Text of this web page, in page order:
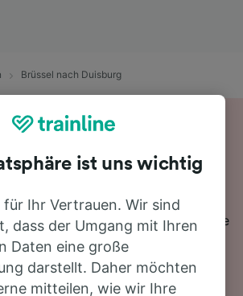
Brüssel nach Duisburg
von Brüssel nach
Brüssel nach Duisburg finden Sie
brauchen.
Duisburg verkehren ungefähr 21
der schnellsten Verbindung 2
ist uns wichtig
für Ihr Vertrauen. Wir sind
dass der Umgang mit Ihren
Daten eine große
darstellt. Daher möchten
mitteilen, wie wir Ihre